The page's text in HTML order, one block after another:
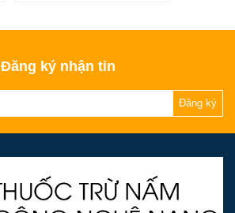
Đăng ký nhận tin
Đăng ký